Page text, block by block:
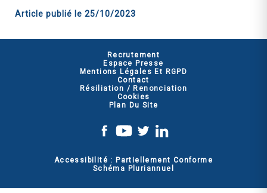
Article publié le 25/10/2023
Recrutement
Espace Presse
Mentions Légales Et RGPD
Contact
Résiliation / Renonciation
Cookies
Plan Du Site
Accessibilité : Partiellement Conforme
Schéma Pluriannuel